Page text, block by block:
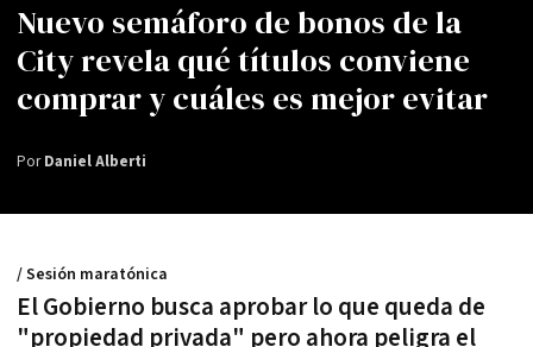
Nuevo semáforo de bonos de la
City revela qué títulos conviene
comprar y cuáles es mejor evitar
PorDaniel Alberti
El Gobierno busca aprobar lo que queda de
"propiedad privada" pero ahora peligra el
/ Sesión maratónica